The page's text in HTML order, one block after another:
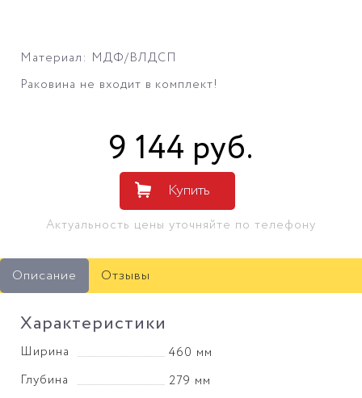
Материал: МДФ/ВЛДСП
Раковина не входит в комплект!
9 144 руб.
Купить
Актуальность цены уточняйте по телефону
Описание Отзывы
Характеристики
Ширина
460 мм
Глубина
279 мм